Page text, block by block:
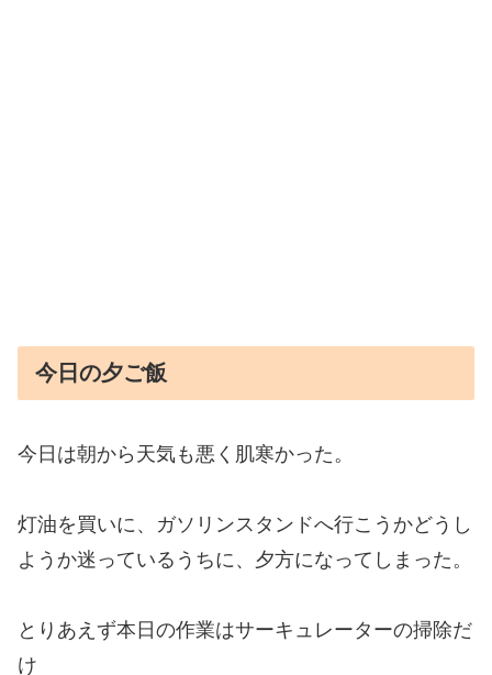
今日の夕ご飯
今日は朝から天気も悪く肌寒かった。
灯油を買いに、ガソリンスタンドへ行こうかどうし
ようか迷っているうちに、夕方になってしまった。
とりあえず本日の作業はサーキュレーターの掃除だ
け